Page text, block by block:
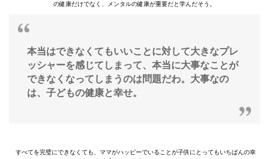
の健康だけでなく、メンタルの健康が重要だと学んだそう。
本当はできなくてもいいことに対して大きなプレ
ッシャーを感じてしまって、本当に大事なことが
できなくなってしまうのは問題だわ。大事なの
は、子どもの健康と幸せ。
すべてを完璧にできなくても、ママがハッピーでいることが子供にとってもいちばんの幸